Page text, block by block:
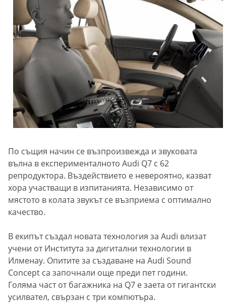
По същия начин се възпроизвежда и звуковата
вълна в експерименталното Audi Q7 с 62
репродуктора. Въздействието е невероятно, казват
хора участващи в изпитанията. Независимо от
мястото в колата звукът се възприема с оптимално
качество.
В екипът създал новата технология за Audi влизат
учени от Института за дигитални технологии в
Илменау. Опитите за създаване на Audi Sound
Concept са започнали още преди пет години.
Голяма част от багажника на Q7 е заета от гигантски
усилвател, свързан с три компютъра.